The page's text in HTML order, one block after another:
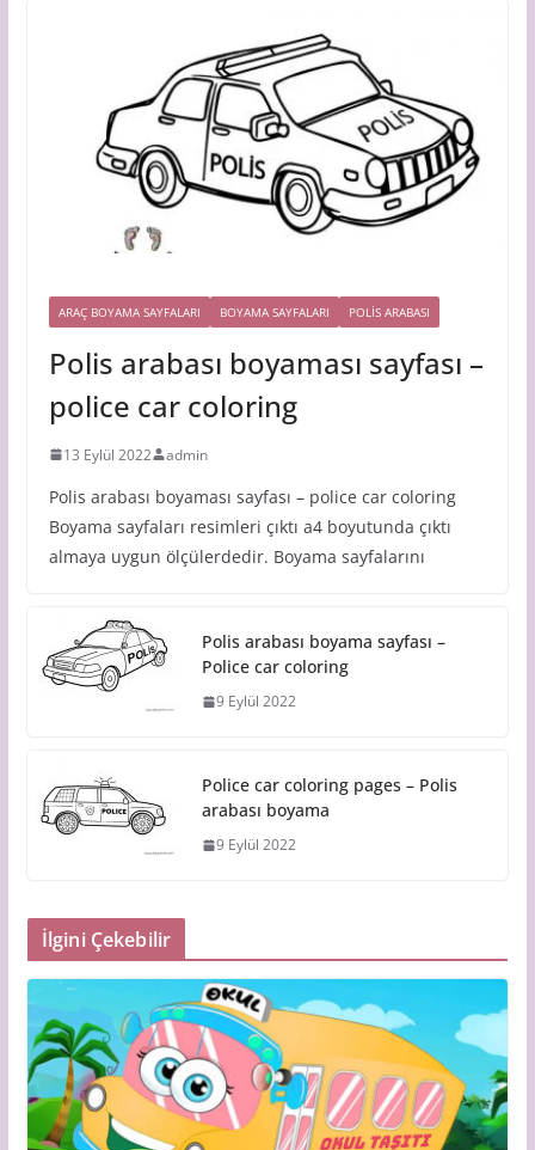
ARAÇ BOYAMA SAYFALARI BOYAMA SAYFALARI POLIS ARABASI
Polis arabası boyaması sayfası –
police car coloring
13 Eylül 2022 admin
Polis arabası boyaması sayfası – police car coloring
Boyama sayfaları resimleri çıktı a4 boyutunda çıktı
almaya uygun ölçülerdedir. Boyama sayfalarını
Polis arabası boyama sayfası –
Police car coloring
9 Eylül 2022
Police car coloring pages – Polis
arabası boyama
9 Eylül 2022
İlgini Çekebilir